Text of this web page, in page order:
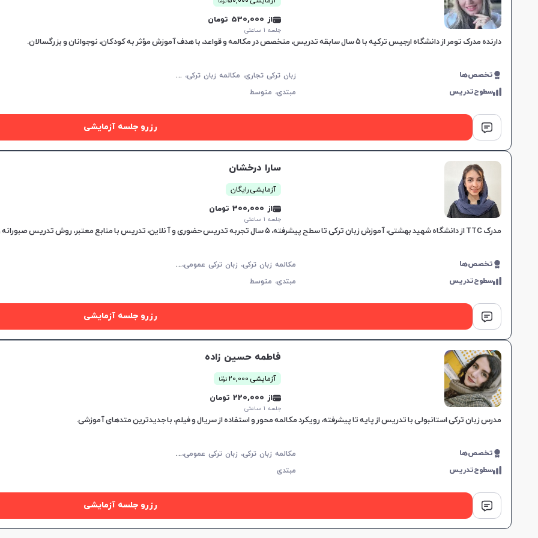
از 530,000 تومان
جلسه ۱ ساعتی
دارنده مدرک تومر از دانشگاه ارجیس ترکیه با ۵ سال سابقه تدریس، متخصص در مکالمه و قواعد، با هدف آموزش مؤثر به کودکان، نوجوانان و بزرگسالان.
تخصص‌ها ز
بان ترکی تجاری، مکالمه زبان ترکی، زبان ترکی عمومی، زبان ترکی کودکان
سطوح‌تدریس مبتدی، متوسط
رزرو جلسه آزمایشی
سارا درخشان
آزمایشی رایگان
از 300,000 تومان
جلسه ۱ ساعتی
مدرک TTC از دانشگاه شهید بهشتی، آموزش زبان ترکی تا سطح پیشرفته، ۵ سال تجربه تدریس حضوری و آنلاین، تدریس با منابع معتبر، روش تدریس صبورانه و عمیق، کلاس‌های مکالمه‌محور و جذ
تخصص‌ها م
کالمه زبان ترکی، زبان ترکی عمومی، زبان ترکی کودکان
سطوح‌تدریس مبتدی، متوسط
رزرو جلسه آزمایشی
فاطمه حسین زاده
آزمایشی 20,000 توما
ن
از 220,000 تومان
جلسه ۱ ساعتی
مدرس زبان ترکی استانبولی با تدریس از پایه تا پیشرفته، رویکرد مکالمه محور و استفاده از سریال و فیلم، با جدیدترین متدهای آموزشی.
تخصص‌ها م
کالمه زبان ترکی، زبان ترکی عمومی، زبان ترکی کودکان
سطوح‌تدریس مبتدی
رزرو جلسه آزمایشی